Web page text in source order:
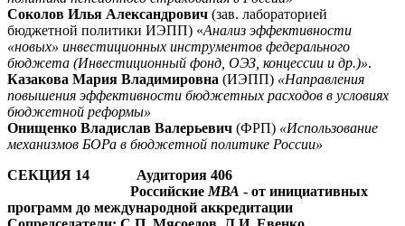
Соколов Илья Александрович (зав. лабораторией
бюджетной политики ИЭПП) «Анализ эффективности
«новых» инвестиционных инструментов федерального
бюджета (Инвестиционный фонд, ОЭЗ, концессии и др.)».
Казакова Мария Владимировна (ИЭПП) «Направления
повышения эффективности бюджетных расходов в условиях
бюджетной реформы»
Онищенко Владислав Валерьевич (ФРП) «Использование
механизмов БОРа в бюджетной политике России»
СЕКЦИЯ 14 Аудитория 406
Российские МВА - от инициативных
программ до международной аккредитации